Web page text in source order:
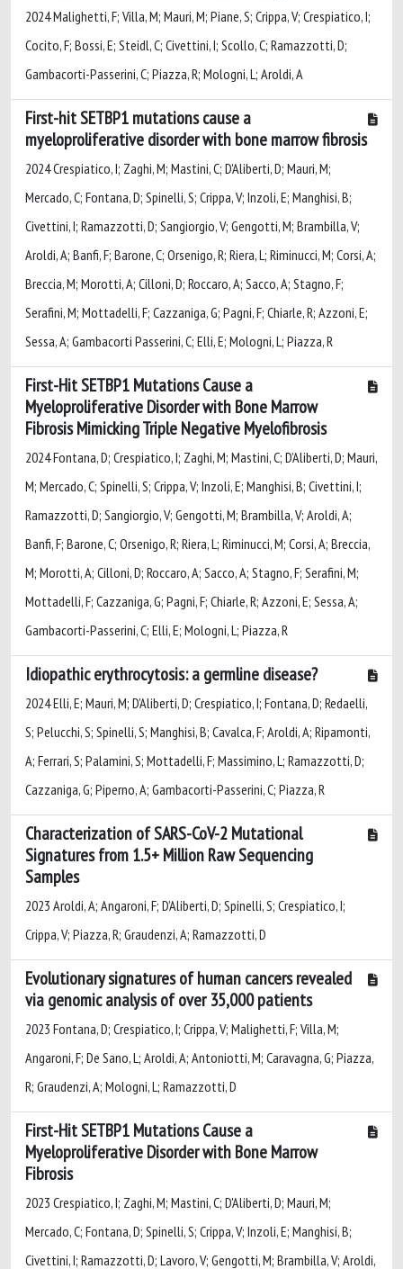
2024 Malighetti, F; Villa, M; Mauri, M; Piane, S; Crippa, V; Crespiatico, I;
Cocito, F; Bossi, E; Steidl, C; Civettini, I; Scollo, C; Ramazzotti, D;
Gambacorti-Passerini, C; Piazza, R; Mologni, L; Aroldi, A
First-hit SETBP1 mutations cause a
myeloproliferative disorder with bone marrow fibrosis
2024 Crespiatico, I; Zaghi, M; Mastini, C; D'Aliberti, D; Mauri, M;
Mercado, C; Fontana, D; Spinelli, S; Crippa, V; Inzoli, E; Manghisi, B;
Civettini, I; Ramazzotti, D; Sangiorgio, V; Gengotti, M; Brambilla, V;
Aroldi, A; Banfi, F; Barone, C; Orsenigo, R; Riera, L; Riminucci, M; Corsi, A;
Breccia, M; Morotti, A; Cilloni, D; Roccaro, A; Sacco, A; Stagno, F;
Serafini, M; Mottadelli, F; Cazzaniga, G; Pagni, F; Chiarle, R; Azzoni, E;
Sessa, A; Gambacorti Passerini, C; Elli, E; Mologni, L; Piazza, R
First-Hit SETBP1 Mutations Cause a
Myeloproliferative Disorder with Bone Marrow
Fibrosis Mimicking Triple Negative Myelofibrosis
2024 Fontana, D; Crespiatico, I; Zaghi, M; Mastini, C; D’Aliberti, D; Mauri,
M; Mercado, C; Spinelli, S; Crippa, V; Inzoli, E; Manghisi, B; Civettini, I;
Ramazzotti, D; Sangiorgio, V; Gengotti, M; Brambilla, V; Aroldi, A;
Banfi, F; Barone, C; Orsenigo, R; Riera, L; Riminucci, M; Corsi, A; Breccia,
M; Morotti, A; Cilloni, D; Roccaro, A; Sacco, A; Stagno, F; Serafini, M;
Mottadelli, F; Cazzaniga, G; Pagni, F; Chiarle, R; Azzoni, E; Sessa, A;
Gambacorti-Passerini, C; Elli, E; Mologni, L; Piazza, R
Idiopathic erythrocytosis: a germline disease?
2024 Elli, E; Mauri, M; D’Aliberti, D; Crespiatico, I; Fontana, D; Redaelli,
S; Pelucchi, S; Spinelli, S; Manghisi, B; Cavalca, F; Aroldi, A; Ripamonti,
A; Ferrari, S; Palamini, S; Mottadelli, F; Massimino, L; Ramazzotti, D;
Cazzaniga, G; Piperno, A; Gambacorti-Passerini, C; Piazza, R
Characterization of SARS-CoV-2 Mutational
Signatures from 1.5+ Million Raw Sequencing
Samples
2023 Aroldi, A; Angaroni, F; D’Aliberti, D; Spinelli, S; Crespiatico, I;
Crippa, V; Piazza, R; Graudenzi, A; Ramazzotti, D
Evolutionary signatures of human cancers revealed
via genomic analysis of over 35,000 patients
2023 Fontana, D; Crespiatico, I; Crippa, V; Malighetti, F; Villa, M;
Angaroni, F; De Sano, L; Aroldi, A; Antoniotti, M; Caravagna, G; Piazza,
R; Graudenzi, A; Mologni, L; Ramazzotti, D
First-Hit SETBP1 Mutations Cause a
Myeloproliferative Disorder with Bone Marrow
Fibrosis
2023 Crespiatico, I; Zaghi, M; Mastini, C; D'Aliberti, D; Mauri, M;
Mercado, C; Fontana, D; Spinelli, S; Crippa, V; Inzoli, E; Manghisi, B;
Civettini, I; Ramazzotti, D; Lavoro, V; Gengotti, M; Brambilla, V; Aroldi,